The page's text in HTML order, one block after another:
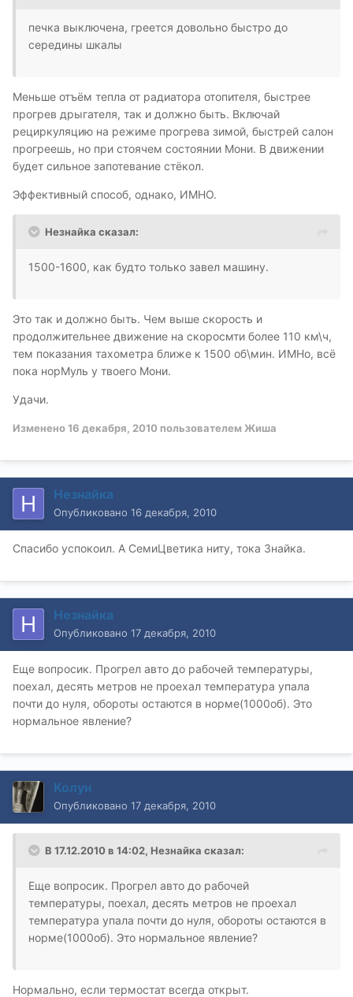
печка выключена, греется довольно быстро до
середины шкалы
Меньше отъём тепла от радиатора отопителя, быстрее
прогрев дрыгателя, так и должно быть. Включай
рециркуляцию на режиме прогрева зимой, быстрей салон
прогреешь, но при стоячем состоянии Мони. В движении
будет сильное запотевание стёкол.
Эффективный способ, однако, ИМНО.
Незнайка сказал:
1500-1600, как будто только завел машину.
Это так и должно быть. Чем выше скорость и
продолжительнее движение на скоросмти более 110 км\ч,
тем показания тахометра ближе к 1500 об\мин. ИМНо, всё
пока норМуль у твоего Мони.
Удачи.
Изменено16 декабря, 2010 пользователем Жиша
Незнайка
Опубликовано 16 декабря, 2010
Спасибо успокоил. А СемиЦветика ниту, тока Знайка.
Незнайка
Опубликовано 17 декабря, 2010
Еще вопросик. Прогрел авто до рабочей температуры,
поехал, десять метров не проехал температура упала
почти до нуля, обороты остаются в норме(1000об). Это
нормальное явление?
Колун
Опубликовано 17 декабря, 2010
В 17.12.2010 в 14:02, Незнайка сказал:
Еще вопросик. Прогрел авто до рабочей
температуры, поехал, десять метров не проехал
температура упала почти до нуля, обороты остаются в
норме(1000об). Это нормальное явление?
Нормально, если термостат всегда открыт.